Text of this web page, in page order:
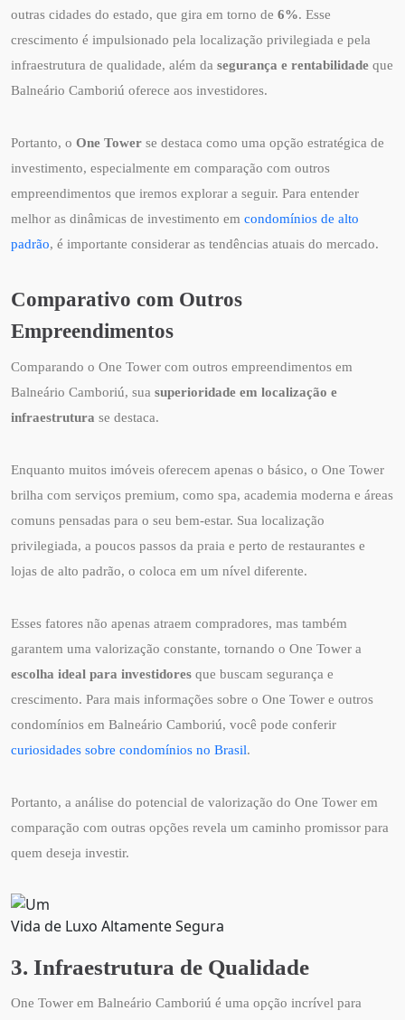
outras cidades do estado, que gira em torno de 6%. Esse
crescimento é impulsionado pela localização privilegiada e pela
infraestrutura de qualidade, além da segurança e rentabilidade que
Balneário Camboriú oferece aos investidores.
Portanto, o One Tower se destaca como uma opção estratégica de
investimento, especialmente em comparação com outros
empreendimentos que iremos explorar a seguir. Para entender
melhor as dinâmicas de investimento em condomínios de alto
padrão, é importante considerar as tendências atuais do mercado.
Comparativo com Outros
Empreendimentos
Comparando o One Tower com outros empreendimentos em
Balneário Camboriú, sua superioridade em localização e
infraestrutura se destaca.
Enquanto muitos imóveis oferecem apenas o básico, o One Tower
brilha com serviços premium, como spa, academia moderna e áreas
comuns pensadas para o seu bem-estar. Sua localização
privilegiada, a poucos passos da praia e perto de restaurantes e
lojas de alto padrão, o coloca em um nível diferente.
Esses fatores não apenas atraem compradores, mas também
garantem uma valorização constante, tornando o One Tower a
escolha ideal para investidores que buscam segurança e
crescimento. Para mais informações sobre o One Tower e outros
condomínios em Balneário Camboriú, você pode conferir
curiosidades sobre condomínios no Brasil.
Portanto, a análise do potencial de valorização do One Tower em
comparação com outras opções revela um caminho promissor para
quem deseja investir.
Vida de Luxo Altamente Segura
3. Infraestrutura de Qualidade
One Tower em Balneário Camboriú é uma opção incrível para